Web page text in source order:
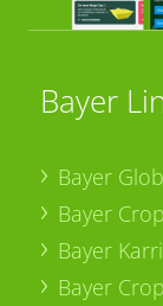
Bayer
Bayer
Bayer
Bayer
Bayer